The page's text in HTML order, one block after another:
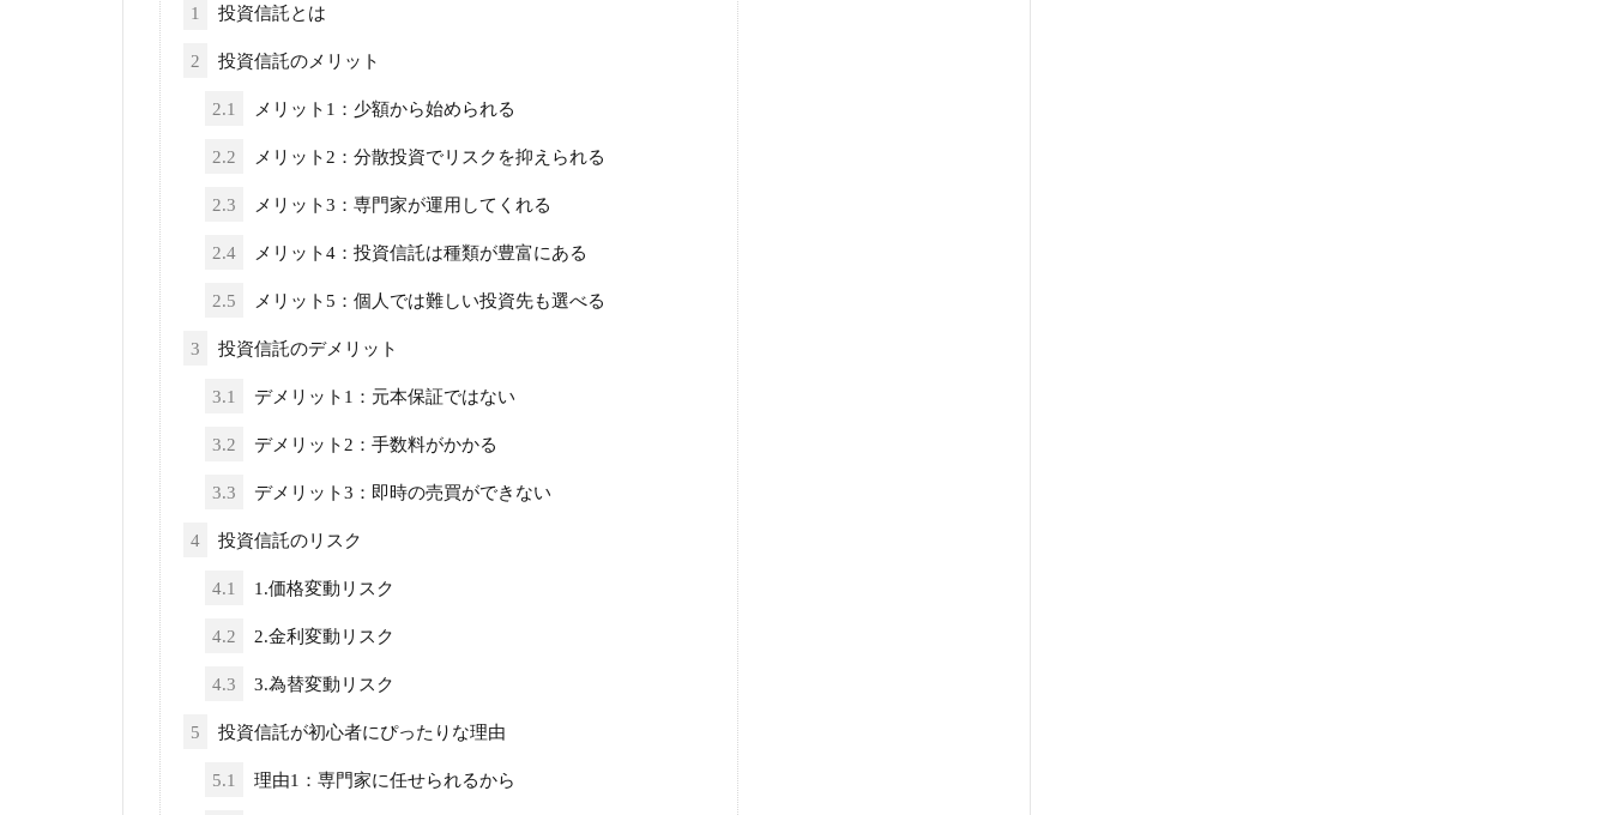
1 投資信託とは
2 投資信託のメリット
2.1 メリット1：少額から始められる
2.2 メリット2：分散投資でリスクを抑えられる
2.3 メリット3：専門家が運用してくれる
2.4 メリット4：投資信託は種類が豊富にある
2.5 メリット5：個人では難しい投資先も選べる
3 投資信託のデメリット
3.1 デメリット1：元本保証ではない
3.2 デメリット2：手数料がかかる
3.3 デメリット3：即時の売買ができない
4 投資信託のリスク
4.1 1.価格変動リスク
4.2 2.金利変動リスク
4.3 3.為替変動リスク
5 投資信託が初心者にぴったりな理由
5.1 理由1：専門家に任せられるから